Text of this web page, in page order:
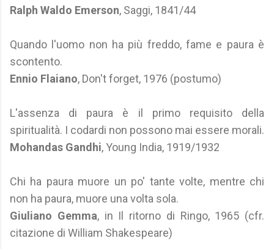
Ralph Waldo Emerson, Saggi, 1841/44
Quando l'uomo non ha più freddo, fame e paura è
scontento.
Ennio Flaiano, Don't forget, 1976 (postumo)
L'assenza di paura è il primo requisito della
spiritualità. I codardi non possono mai essere morali.
Mohandas Gandhi, Young India, 1919/1932
Chi ha paura muore un po' tante volte, mentre chi
non ha paura, muore una volta sola.
Giuliano Gemma, in Il ritorno di Ringo, 1965 (cfr.
citazione di William Shakespeare)